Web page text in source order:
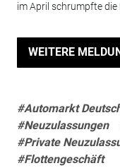
im April schrumpfte die
WEITERE
#Automarkt
#Neuzulassungen
#Private
#Flottengeschäft